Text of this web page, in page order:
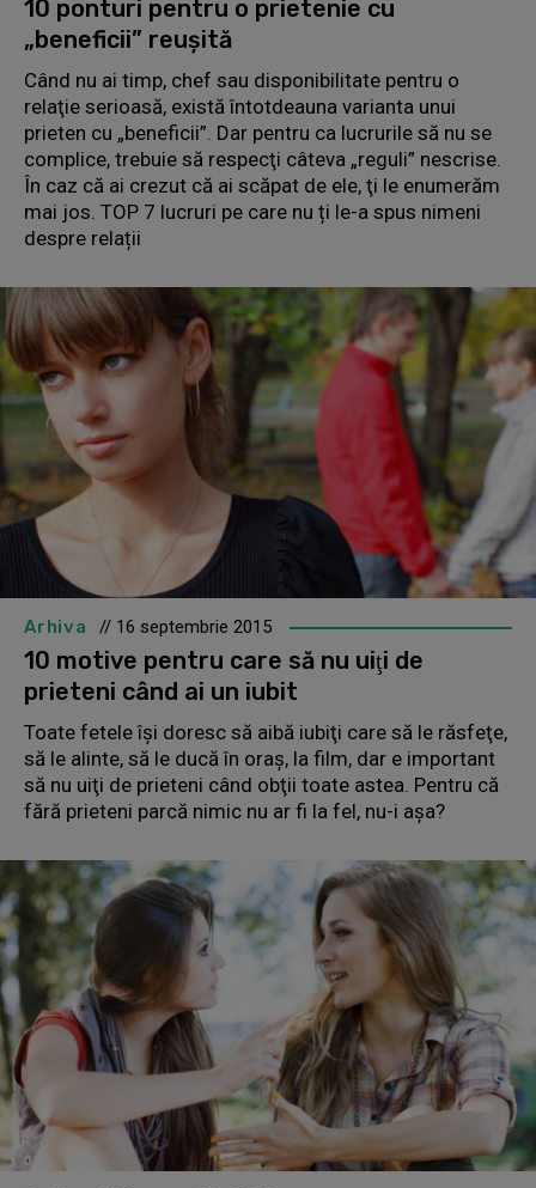
10 ponturi pentru o prietenie cu
„beneficii” reuşită
Când nu ai timp, chef sau disponibilitate pentru o
relaţie serioasă, există întotdeauna varianta unui
prieten cu „beneficii”. Dar pentru ca lucrurile să nu se
complice, trebuie să respecţi câteva „reguli” nescrise.
În caz că ai crezut că ai scăpat de ele, ţi le enumerăm
mai jos. TOP 7 lucruri pe care nu ți le-a spus nimeni
despre relații
Arhiva // 16 septembrie 2015
10 motive pentru care să nu uiţi de
prieteni când ai un iubit
Toate fetele îşi doresc să aibă iubiţi care să le răsfeţe,
să le alinte, să le ducă în oraş, la film, dar e important
să nu uiţi de prieteni când obţii toate astea. Pentru că
fără prieteni parcă nimic nu ar fi la fel, nu-i aşa?